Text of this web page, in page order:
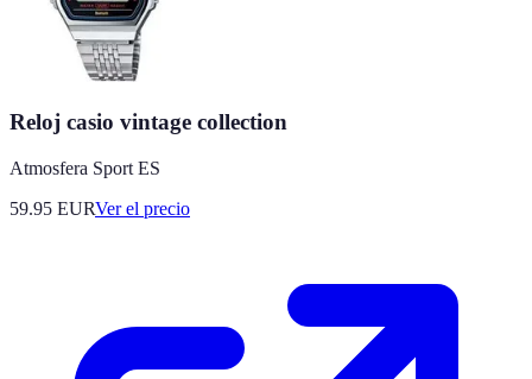
Reloj casio vintage collection
Atmosfera Sport ES
59.95 EURVer el precio